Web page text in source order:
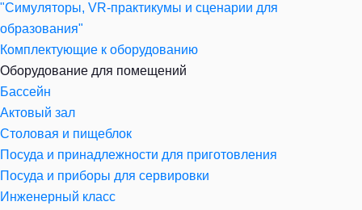
"Симуляторы, VR-практикумы и сценарии для
образования"
Комплектующие к оборудованию
Оборудование для помещений
Бассейн
Актовый зал
Столовая и пищеблок
Посуда и принадлежности для приготовления
Посуда и приборы для сервировки
Инженерный класс